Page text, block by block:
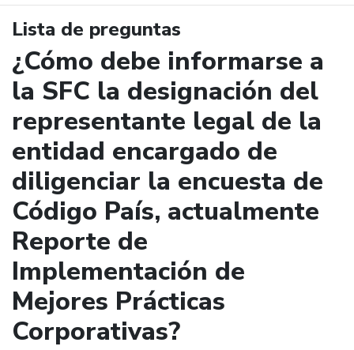
Lista de preguntas
¿Cómo debe informarse a
la SFC la designación del
representante legal de la
entidad encargado de
diligenciar la encuesta de
Código País, actualmente
Reporte de
Implementación de
Mejores Prácticas
Corporativas?